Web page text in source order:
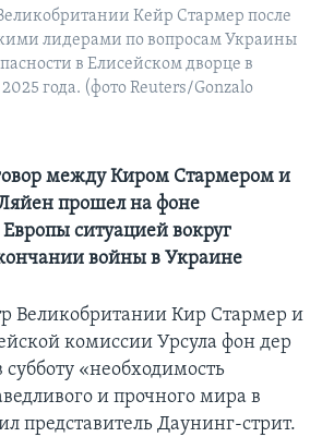
Кейр Стармер после
лидерами по вопросам Украины
в Елисейском дворце в
года. (фото Reuters/Gonzalo
между Киром Стармером и
прошел на фоне
ситуацией вокруг
войны в Украине
Великобритании Кир Стармер и
комиссии Урсула фон дер
«необходимость
и прочного мира в
представитель Даунинг-стрит.